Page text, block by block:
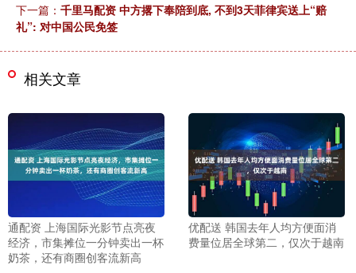
下一篇： 千里马配资 中方撂下奉陪到底, 不到3天菲律宾送上“赔
礼”: 对中国公民免签
相关文章
通配资 上海国际光影节点亮夜
经济，市集摊位一分钟卖出一杯
奶茶，还有商圈创客流新高
优配送 韩国去年人均方便面消
费量位居全球第二，仅次于越南